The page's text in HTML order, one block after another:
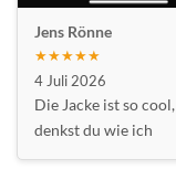
Jens Rönne
★★★★★
4 Juli 2026
Die Jacke ist so cool,
denkst du wie ich